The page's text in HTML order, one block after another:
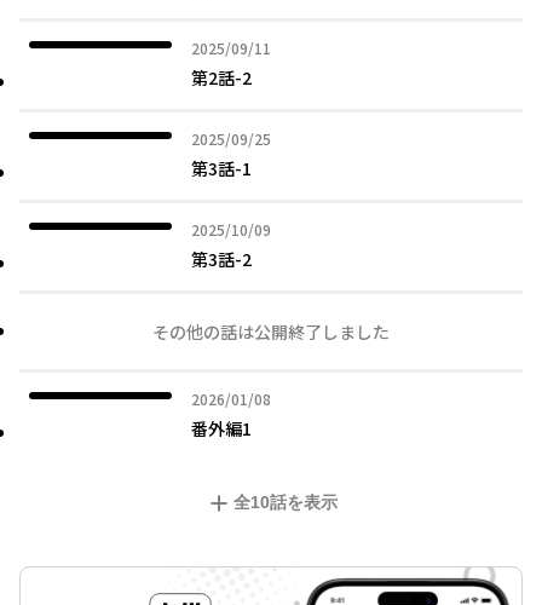
2025/09/11
2025年09月11日
第2話-2
2025/09/25
2025年09月25日
第3話-1
2025/10/09
2025年10月09日
第3話-2
その他の話は公開終了しました
2026/01/08
2026年01月08日
番外編1
全10話を表示